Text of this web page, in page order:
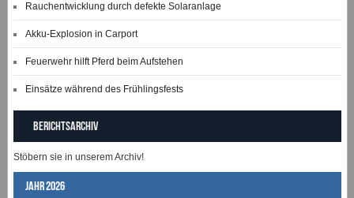
Rauchentwicklung durch defekte Solaranlage
Akku-Explosion in Carport
Feuerwehr hilft Pferd beim Aufstehen
Einsätze während des Frühlingsfests
Berichtsarchiv
Stöbern sie in unserem Archiv!
Jahr 2026